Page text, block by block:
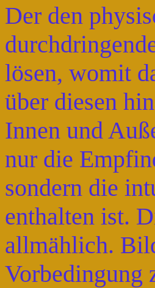
Der den
lösen, womit
über diesen
Innen und
nur die
sondern die
enthalten ist.
allmählich.
Vorbedingung